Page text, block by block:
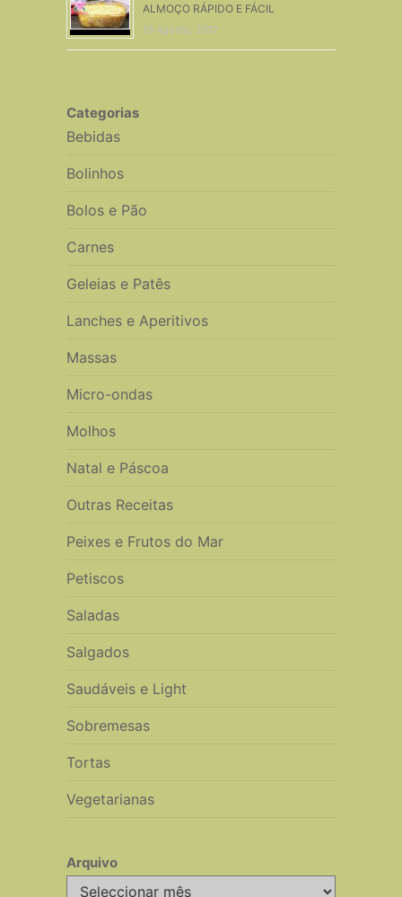
ALMOÇO RÁPIDO E FÁCIL
19 Agosto, 2017
Categorias
Bebidas
Bolinhos
Bolos e Pão
Carnes
Geleias e Patês
Lanches e Aperitivos
Massas
Micro-ondas
Molhos
Natal e Páscoa
Outras Receitas
Peixes e Frutos do Mar
Petiscos
Saladas
Salgados
Saudáveis e Light
Sobremesas
Tortas
Vegetarianas
Arquivo
Arquivo